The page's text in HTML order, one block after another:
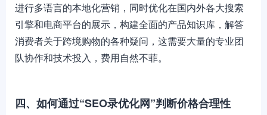
进行多语言的本地化营销，同时优化在国内外各大搜索
引擎和电商平台的展示，构建全面的产品知识库，解答
消费者关于跨境购物的各种疑问，这需要大量的专业团
队协作和技术投入，费用自然不菲。
四、如何通过“SEO录优化网”判断价格合理性